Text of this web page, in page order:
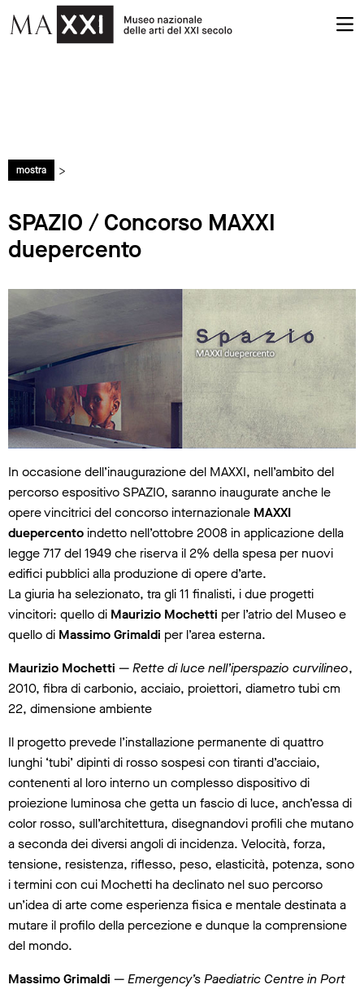
mostra >
SPAZIO / Concorso MAXXI
duepercento
In occasione dell’inaugurazione del MAXXI, nell’ambito del
percorso espositivo SPAZIO, saranno inaugurate anche le
opere vincitrici del concorso internazionale MAXXI
duepercento indetto nell’ottobre 2008 in applicazione della
legge 717 del 1949 che riserva il 2% della spesa per nuovi
edifici pubblici alla produzione di opere d’arte.
La giuria ha selezionato, tra gli 11 finalisti, i due progetti
vincitori: quello di Maurizio Mochetti per l’atrio del Museo e
quello di Massimo Grimaldi per l’area esterna.
Maurizio Mochetti —Rette di luce nell’iperspazio curvilineo,
2010, fibra di carbonio, acciaio, proiettori, diametro tubi cm
22, dimensione ambiente
Il progetto prevede l’installazione permanente di quattro
lunghi ‘tubi’ dipinti di rosso sospesi con tiranti d’acciaio,
contenenti al loro interno un complesso dispositivo di
proiezione luminosa che getta un fascio di luce, anch’essa di
color rosso, sull’architettura, disegnandovi profili che mutano
a seconda dei diversi angoli di incidenza. Velocità, forza,
tensione, resistenza, riflesso, peso, elasticità, potenza, sono
i termini con cui Mochetti ha declinato nel suo percorso
un’idea di arte come esperienza fisica e mentale destinata a
mutare il profilo della percezione e dunque la comprensione
del mondo.
Massimo Grimaldi —Emergency’s Paediatric Centre in Port